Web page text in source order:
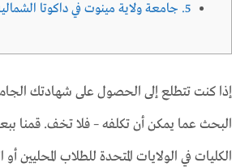
5. جامعة ولاية مينوت في داكوتا الشمالية
إذا كنت تتطلع إلى الحصول على شهادتك
البحث عما يمكن أن تكلفه – فلا تخف.
الكليات في الولايات المتحدة للطلاب المحليين أو